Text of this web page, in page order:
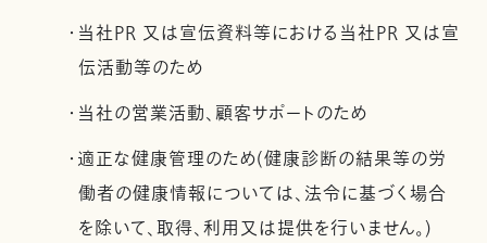
・当社PR 又は宣伝資料等における当社PR 又は宣
伝活動等のため
・当社の営業活動、顧客サポートのため
・適正な健康管理のため(健康診断の結果等の労
働者の健康情報については、法令に基づく場合
を除いて、取得、利用又は提供を行いません。)